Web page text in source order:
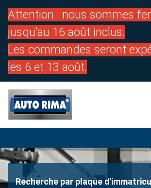
Attention : nous sommes
jusqu'au 16 août inclus.
Les commandes seront
les 6 et 13 août.
Recherche par plaque